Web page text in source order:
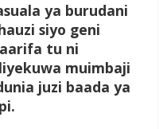
ya burudani
siyo geni
tu ni
muimbaji
juzi baada ya